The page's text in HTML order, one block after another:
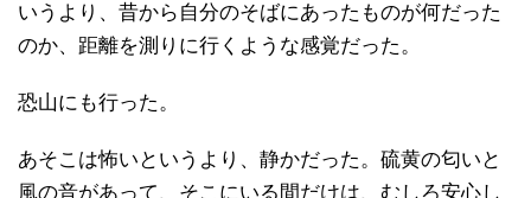
いうより、昔から自分のそばにあったものが何だった
のか、距離を測りに行くような感覚だった。
恐山にも行った。
あそこは怖いというより、静かだった。硫黄の匂いと
風の音があって、そこにいる間だけは、むしろ安心し